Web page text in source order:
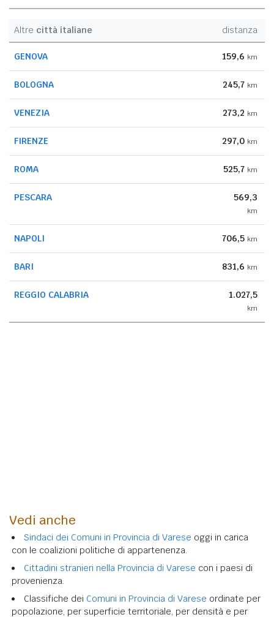
Altre città italiane distanza
GENOVA 159,6 km
BOLOGNA 245,7 km
VENEZIA 273,2 km
FIRENZE 297,0 km
ROMA 525,7 km
PESCARA 569,3
km
NAPOLI 706,5 km
BARI 831,6 km
REGGIO CALABRIA 1.027,5
km
Vedi anche
Sindaci dei Comuni in Provincia di Varese oggi in carica
con le coalizioni politiche di appartenenza.
Cittadini stranieri nella Provincia di Varese con i paesi di
provenienza.
Classifiche dei Comuni in Provincia di Varese ordinate per
popolazione, per superficie territoriale, per densità e per